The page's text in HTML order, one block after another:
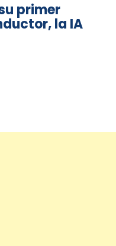
primer
la IA